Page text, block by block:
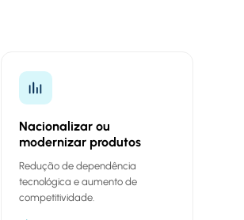
Nacionalizar ou
modernizar produtos
Redução de dependência
tecnológica e aumento de
competitividade.